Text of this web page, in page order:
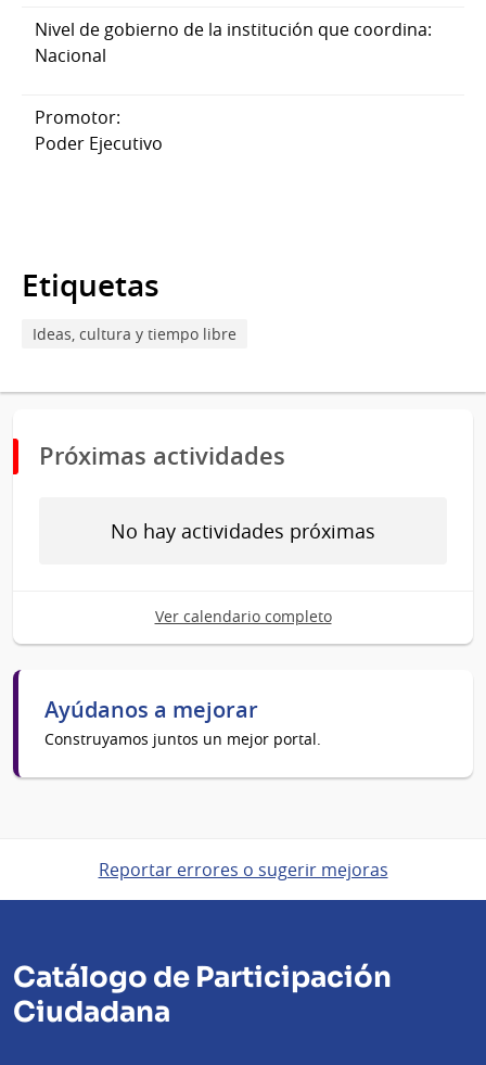
Nivel de gobierno de la institución que coordina:
Nacional
Promotor:
Poder Ejecutivo
Etiquetas
Ideas, cultura y tiempo libre
Próximas actividades
No hay actividades próximas
Ver calendario completo
Ayúdanos a mejorar
Construyamos juntos un mejor portal.
Reportar errores o sugerir mejoras
Catálogo de Participación
Ciudadana